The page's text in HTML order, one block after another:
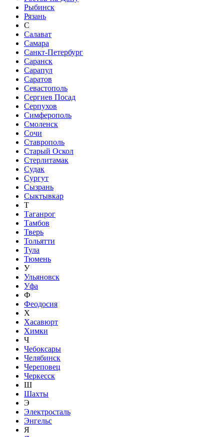
Рыбинск
Рязань
С
Салават
Самара
Санкт-Петербург
Саранск
Сарапул
Саратов
Севастополь
Сергиев Посад
Серпухов
Симферополь
Смоленск
Сочи
Ставрополь
Старый Оскол
Стерлитамак
Судак
Сургут
Сызрань
Сыктывкар
Т
Таганрог
Тамбов
Тверь
Тольятти
Тула
Тюмень
У
Ульяновск
Уфа
Ф
Феодосия
Х
Хасавюрт
Химки
Ч
Чебоксары
Челябинск
Череповец
Черкесск
Ш
Шахты
Э
Электросталь
Энгельс
Я